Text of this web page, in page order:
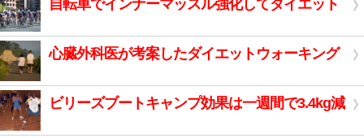
自転車でインナーマッスル強化してダイエット
心臓外科医が考案したダイエットウォーキング
ビリーズブートキャンプ効果は一週間で3.4kg減